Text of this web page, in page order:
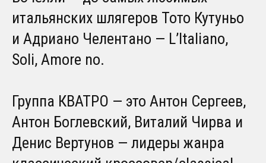
итальянских шлягеров Тото Кутуньо
и Адриано Челентано — L’Italiano,
Soli, Amore no.
Группа КВАТРО — это Антон Сергеев,
Антон Боглевский, Виталий Чирва и
Денис Вертунов — лидеры жанра